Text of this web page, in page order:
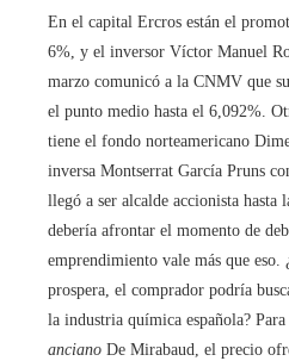
En el capital Ercros están el
6%, y el inversor Víctor Manuel
marzo comunicó a la CNMV que
el punto medio hasta el 6,092%.
tiene el fondo norteamericano
inversa Montserrat García Pruns
llegó a ser alcalde accionista
debería afrontar el momento de
emprendimiento vale más que eso.
prospera, el comprador podría
la industria química española?
anciano De Mirabaud, el precio